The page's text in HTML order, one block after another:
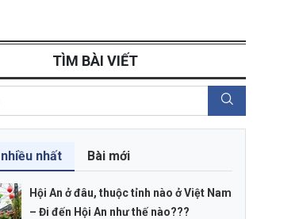
TÌM BÀI VIẾT
nhất Bài mới
Hội An ở đâu, thuộc tỉnh nào ở Việt Nam
– Đi đến Hội An như thế nào???